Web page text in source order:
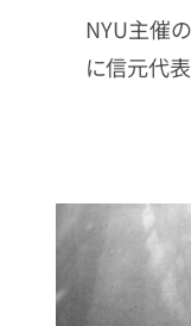
NYU主催
に信元代表